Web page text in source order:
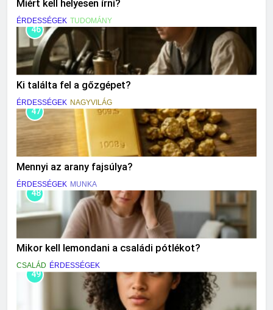
Miért kell helyesen írni?
ÉRDESSÉGEK TUDOMÁNY
46
Ki találta fel a gőzgépet?
ÉRDESSÉGEK NAGYVILÁG
47
Mennyi az arany fajsúlya?
ÉRDESSÉGEK MUNKA
48
Mikor kell lemondani a családi pótlékot?
CSALÁD ÉRDESSÉGEK
49